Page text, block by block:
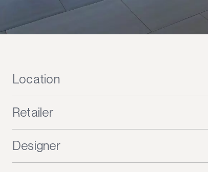
Location
Retailer
Designer